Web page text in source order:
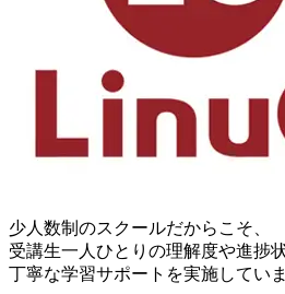
少人数制のスクールだからこそ、
受講生一人ひとりの理解度や進捗
丁寧な学習サポートを実施してい